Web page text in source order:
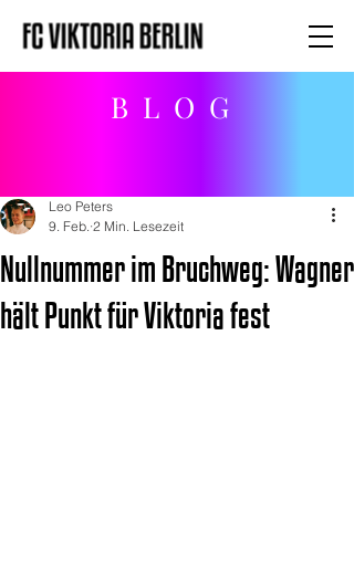
BLOG
Nullnummer im Bruchweg: Wagner
hält Punkt für Viktoria fest
Leo Peters
9. Feb. 2 Min. Lesezeit